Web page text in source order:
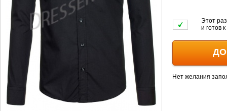
Этот
и готов
Нет желания